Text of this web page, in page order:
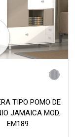
TIPO POMO DE
JAMAICA MOD.
EM189